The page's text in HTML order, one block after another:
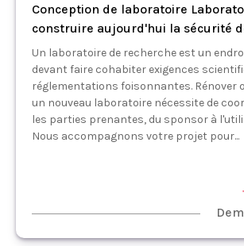
Conception de laboratoire
construire aujourd'hui la sécurité
Un laboratoire de recherche est un
devant faire cohabiter exigences
réglementations foisonnantes. Rénover
un nouveau laboratoire nécessite de
les parties prenantes, du sponsor à
Nous accompagnons votre projet pour...